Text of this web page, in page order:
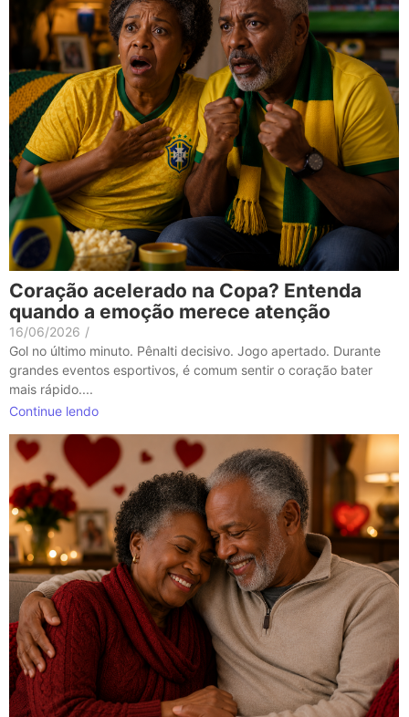
Coração acelerado na Copa? Entenda
quando a emoção merece atenção
16/06/2026 /
Gol no último minuto. Pênalti decisivo. Jogo apertado. Durante
grandes eventos esportivos, é comum sentir o coração bater
mais rápido....
Continue lendo